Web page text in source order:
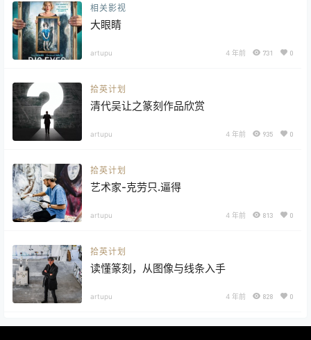
相关影视
大眼睛
artupu 4 年前 731 0
拾英计划
清代吴让之篆刻作品欣赏
artupu 4 年前 935 0
拾英计划
艺术家-克劳只.逼得
artupu 4 年前 813 0
拾英计划
读懂篆刻，从图像与线条入手
artupu 4 年前 828 0